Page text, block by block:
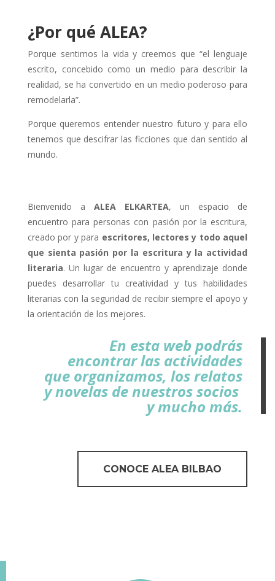
¿Por qué ALEA?
Porque sentimos la vida y creemos que “el lenguaje
escrito, concebido como un medio para describir la
realidad, se ha convertido en un medio poderoso para
remodelarla”.
Porque queremos entender nuestro futuro y para ello
tenemos que descifrar las ficciones que dan sentido al
mundo.
Bienvenido a ALEA ELKARTEA, un espacio de
encuentro para personas con pasión por la escritura,
creado por y para escritores, lectores y todo aquel
que sienta pasión por la escritura y la actividad
literaria. Un lugar de encuentro y aprendizaje donde
puedes desarrollar tu creatividad y tus habilidades
literarias con la seguridad de recibir siempre el apoyo y
la orientación de los mejores.
En esta web podrás
encontrar las actividades
que organizamos, los relatos
y novelas de nuestros socios
y mucho más.
CONOCE ALEA BILBAO